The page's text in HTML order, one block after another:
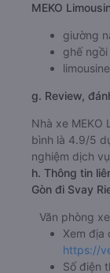
MEKO
giường
ghế
g. Review,
Nhà xe MEKO
bình là 4.9/5
nghiệm dịch
h. Thông tin
Gòn đi Svay
Văn phòng
Xem địa
https://
Số điện